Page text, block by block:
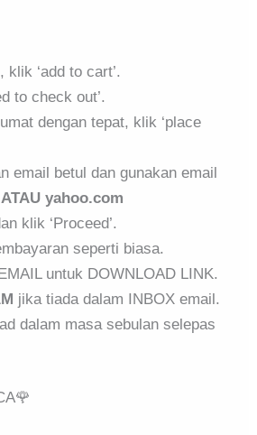
klik ‘add to cart’.
to check out’.
dengan tepat, klik ‘place
email betul dan gunakan email
yahoo.com
klik ‘Proceed’.
seperti biasa.
untuk DOWNLOAD LINK.
jika tiada dalam INBOX email.
dalam masa sebulan selepas